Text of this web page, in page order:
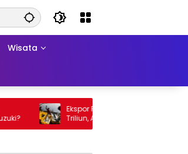
Wisata
Ekspor Perikanan 2025 Tembus Rp105
Triliun, AS Jadi Pasar Utama